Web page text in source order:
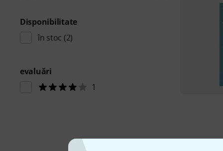
Disponibilitate
în stoc (2)
evaluări
1